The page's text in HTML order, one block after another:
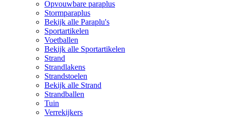
Opvouwbare paraplus
Stormparaplus
Bekijk alle Paraplu's
Sportartikelen
Voetballen
Bekijk alle Sportartikelen
Strand
Strandlakens
Strandstoelen
Bekijk alle Strand
Strandballen
Tuin
Verrekijkers